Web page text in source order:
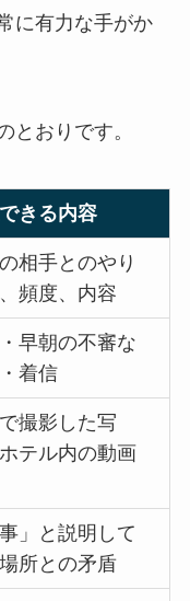
に有力な手がか
とおりです。
きる内容
相手とのやり
頻度、内容
早朝の不審な
着信
撮影した写
テル内の動画
事」と説明して
所との矛盾